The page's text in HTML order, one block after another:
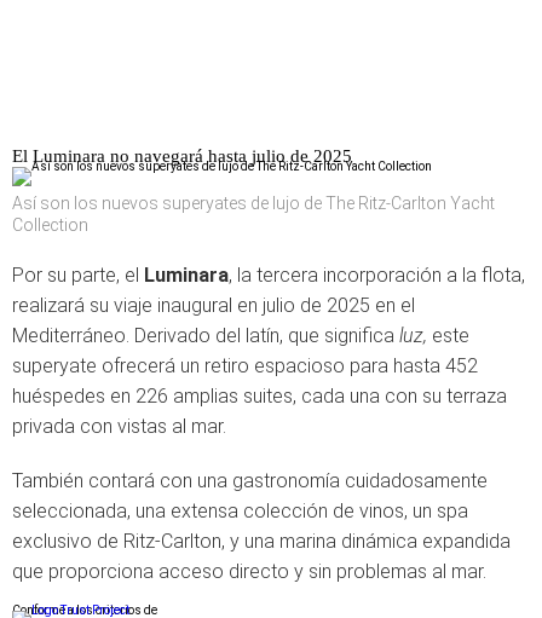
El Luminara no navegará hasta julio de 2025
Así son los nuevos superyates de lujo de The Ritz-Carlton Yacht
Collection
Por su parte, el Luminara, la tercera incorporación a la flota,
realizará su viaje inaugural en julio de 2025 en el
Mediterráneo. Derivado del latín, que significa luz, este
superyate ofrecerá un retiro espacioso para hasta 452
huéspedes en 226 amplias suites, cada una con su terraza
privada con vistas al mar.
También contará con una gastronomía cuidadosamente
seleccionada, una extensa colección de vinos, un spa
exclusivo de Ritz-Carlton, y una marina dinámica expandida
que proporciona acceso directo y sin problemas al mar.
Conforme a los criterios de